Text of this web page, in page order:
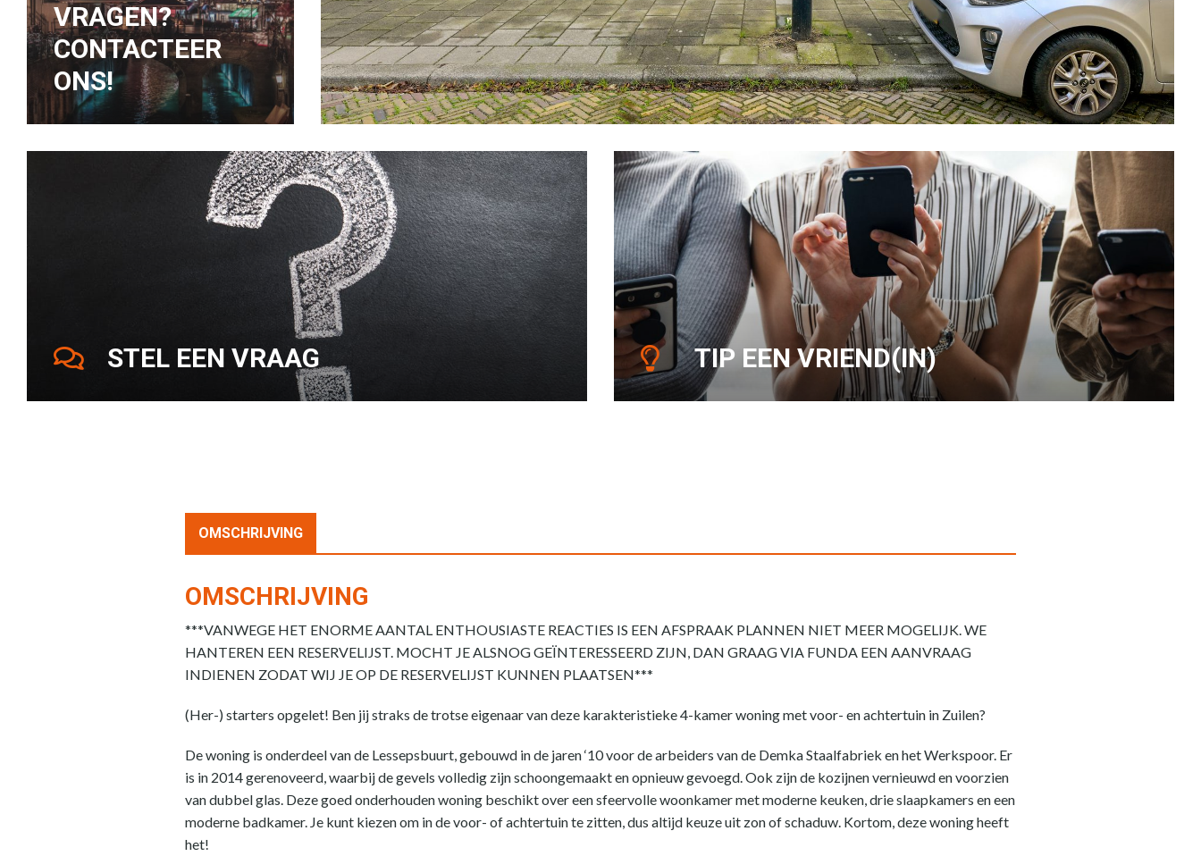
VRAGEN?
CONTACTEER
ONS!
STEL EEN VRAAG TIP EEN VRIEND(IN)
OMSCHRIJVING
OMSCHRIJVING
***VANWEGE HET ENORME AANTAL ENTHOUSIASTE REACTIES IS EEN AFSPRAAK PLANNEN NIET MEER MOGELIJK. WE
HANTEREN EEN RESERVELIJST. MOCHT JE ALSNOG GEÏNTERESSEERD ZIJN, DAN GRAAG VIA FUNDA EEN AANVRAAG
INDIENEN ZODAT WIJ JE OP DE RESERVELIJST KUNNEN PLAATSEN***
(Her-) starters opgelet! Ben jij straks de trotse eigenaar van deze karakteristieke 4-kamer woning met voor- en achtertuin in Zuilen?
De woning is onderdeel van de Lessepsbuurt, gebouwd in de jaren ‘10 voor de arbeiders van de Demka Staalfabriek en het Werkspoor. Er
is in 2014 gerenoveerd, waarbij de gevels volledig zijn schoongemaakt en opnieuw gevoegd. Ook zijn de kozijnen vernieuwd en voorzien
van dubbel glas. Deze goed onderhouden woning beschikt over een sfeervolle woonkamer met moderne keuken, drie slaapkamers en een
moderne badkamer. Je kunt kiezen om in de voor- of achtertuin te zitten, dus altijd keuze uit zon of schaduw. Kortom, deze woning heeft
het!